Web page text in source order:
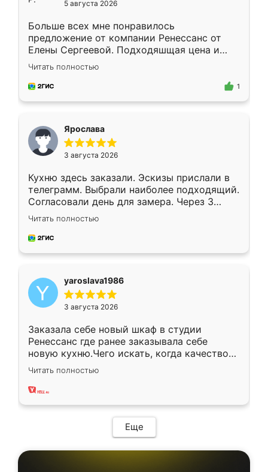
5 августа 2026
Больше всех мне понравилось
предложение от компании Ренессанс от
Елены Сергеевой. Подходяшщая цена и
короткие сроки изготовления. Приехавший
для замера сотрудник Владислав
предложил по моему эскизу самый
Читать полностью
1
Ярослава
3 августа 2026
Кухню здесь заказали. Эскизы прислали в
телеграмм. Выбрали наиболее подходящий.
Согласовали день для замера. Через 3
недели кухня была уже готова. Остались
довольны работой. Спасибо Ренессанс
мебель за качественную работу!
Читать полностью
yaroslava1986
3 августа 2026
Заказала себе новый шкаф в студии
Ренессанс где ранее заказывала себе
новую кухню.Чего искать, когда качеством
вполне довольна. Служит кухня уже почти
два года, нареканий нет.
Читать полностью
Еще